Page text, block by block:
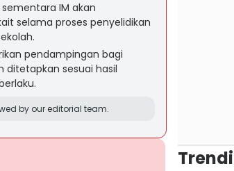
IM akan
selama proses penyelidikan
pendampingan bagi
ditetapkan sesuai hasil
by our editorial team.